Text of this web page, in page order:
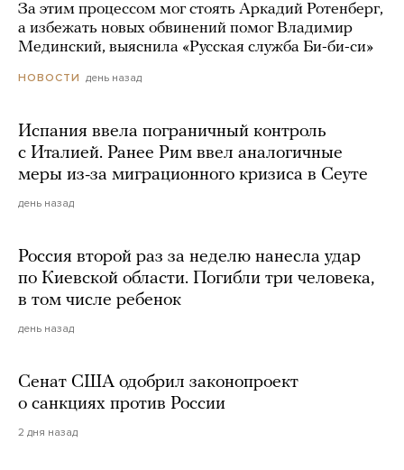
За этим процессом мог стоять Аркадий Ротенберг,
а избежать новых обвинений помог Владимир
Мединский, выяснила «Русская служба Би-би-си»
НОВОСТИ день назад
Испания ввела пограничный контроль
с Италией. Ранее Рим ввел аналогичные
меры из-за миграционного кризиса в Сеуте
день назад
Россия второй раз за неделю нанесла удар
по Киевской области. Погибли три человека,
в том числе ребенок
день назад
Сенат США одобрил законопроект
о санкциях против России
2 дня назад